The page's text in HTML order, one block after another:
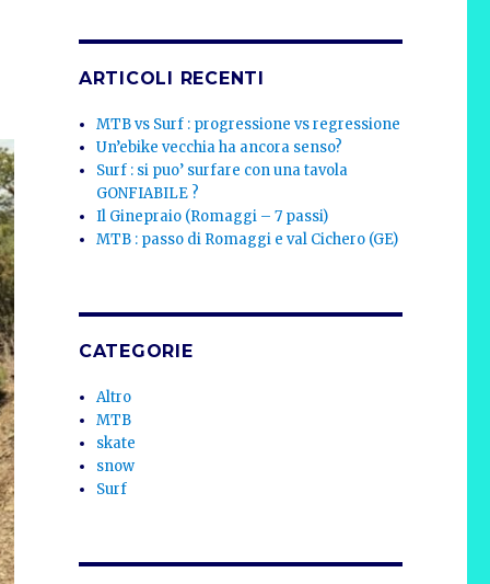
ARTICOLI RECENTI
MTB vs Surf : progressione vs regressione
Un’ebike vecchia ha ancora senso?
Surf : si puo’ surfare con una tavola
GONFIABILE ?
Il Ginepraio (Romaggi – 7 passi)
MTB : passo di Romaggi e val Cichero (GE)
CATEGORIE
Altro
MTB
skate
snow
Surf